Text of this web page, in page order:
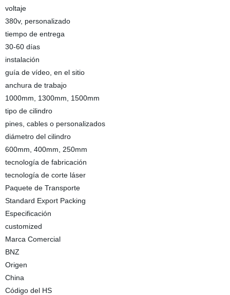
voltaje
380v, personalizado
tiempo de entrega
30-60 días
instalación
guía de vídeo, en el sitio
anchura de trabajo
1000mm, 1300mm, 1500mm
tipo de cilindro
pines, cables o personalizados
diámetro del cilindro
600mm, 400mm, 250mm
tecnología de fabricación
tecnología de corte láser
Paquete de Transporte
Standard Export Packing
Especificación
customized
Marca Comercial
BNZ
Origen
China
Código del HS